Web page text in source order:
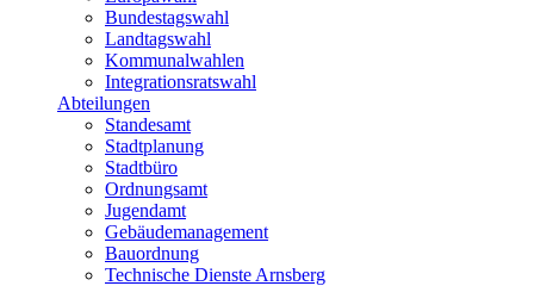
Bundestagswahl
Landtagswahl
Kommunalwahlen
Integrationsratswahl
Abteilungen
Standesamt
Stadtplanung
Stadtbüro
Ordnungsamt
Jugendamt
Gebäudemanagement
Bauordnung
Technische Dienste Arnsberg